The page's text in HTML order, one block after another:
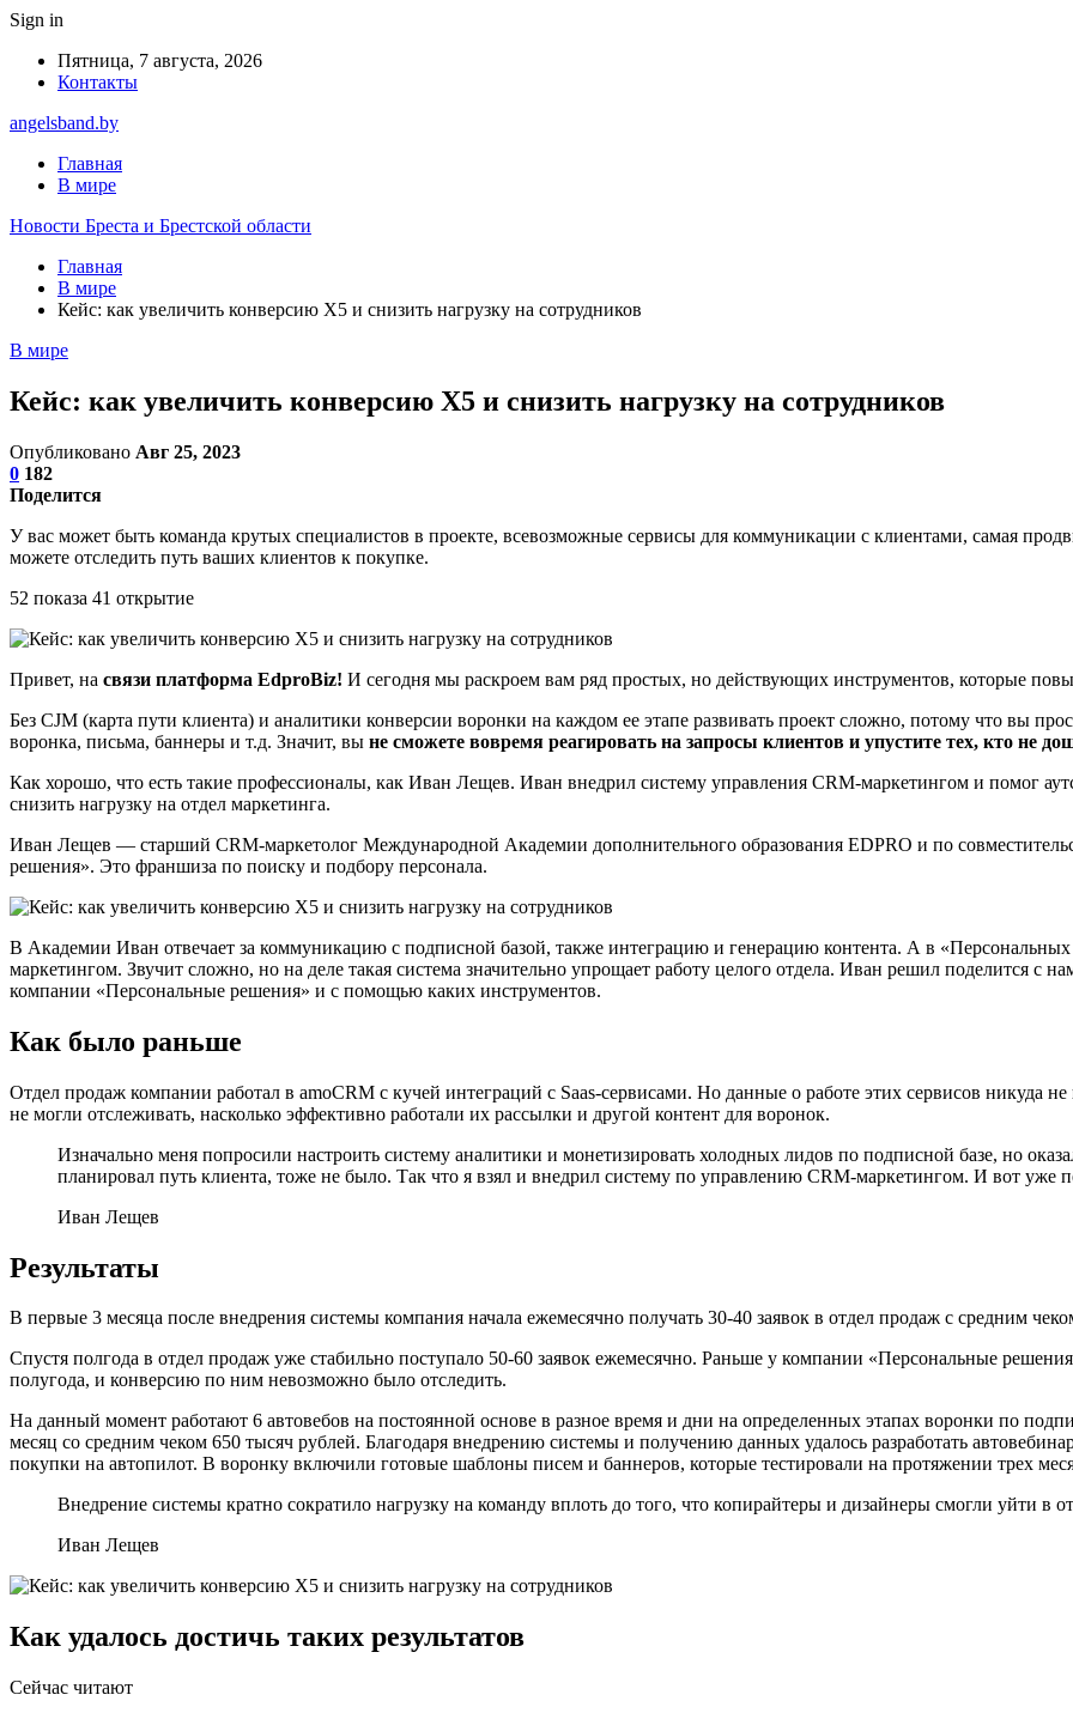
Sign in
Пятница, 7 августа, 2026
Контакты
angelsband.by
Главная
В мире
Новости Бреста и Брестской области
Главная
В мире
Кейс: как увеличить конверсию X5 и снизить нагрузку на сотрудников
В мире
Кейс: как увеличить конверсию X5 и снизить нагрузку на сотрудников
Опубликовано Авг 25, 2023
0 182
Поделится
У вас может быть команда крутых специалистов в проекте, всевозможные сервисы для коммуникации с клиентами, самая
можете отследить путь ваших клиентов к покупке.
52 показа 41 открытие
Привет, на связи платформа EdproBiz! И сегодня мы раскроем вам ряд простых, но действующих инструментов, которые
Без CJM (карта пути клиента) и аналитики конверсии воронки на каждом ее этапе развивать проект сложно, потому что вы
воронка, письма, баннеры и т.д. Значит, вы не сможете вовремя реагировать на запросы клиентов и упустите тех, кто не
Как хорошо, что есть такие профессионалы, как Иван Лещев. Иван внедрил систему управления CRM-маркетингом и помог
снизить нагрузку на отдел маркетинга.
Иван Лещев — старший CRM-маркетолог Международной Академии дополнительного образования EDPRO и по
решения». Это франшиза по поиску и подбору персонала.
В Академии Иван отвечает за коммуникацию с подписной базой, также интеграцию и генерацию контента. А в
маркетингом. Звучит сложно, но на деле такая система значительно упрощает работу целого отдела. Иван решил поделится с
компании «Персональные решения» и с помощью каких инструментов.
Как было раньше
Отдел продаж компании работал в amoCRM с кучей интеграций с Saas-сервисами. Но данные о работе этих сервисов
не могли отслеживать, насколько эффективно работали их рассылки и другой контент для воронок.
Изначально меня попросили настроить систему аналитики и монетизировать холодных лидов по подписной базе, но
планировал путь клиента, тоже не было. Так что я взял и внедрил систему по управлению CRM-маркетингом. И вот уже
Иван Лещев
Результаты
В первые 3 месяца после внедрения системы компания начала ежемесячно получать 30-40 заявок в отдел продаж с средним
Спустя полгода в отдел продаж уже стабильно поступало 50-60 заявок ежемесячно. Раньше у компании «Персональные
полугода, и конверсию по ним невозможно было отследить.
На данный момент работают 6 автовебов на постоянной основе в разное время и дни на определенных этапах воронки по
месяц со средним чеком 650 тысяч рублей. Благодаря внедрению системы и получению данных удалось разработать
покупки на автопилот. В воронку включили готовые шаблоны писем и баннеров, которые тестировали на протяжении трех
Внедрение системы кратно сократило нагрузку на команду вплоть до того, что копирайтеры и дизайнеры смогли уйти в
Иван Лещев
Как удалось достичь таких результатов
Сейчас читают